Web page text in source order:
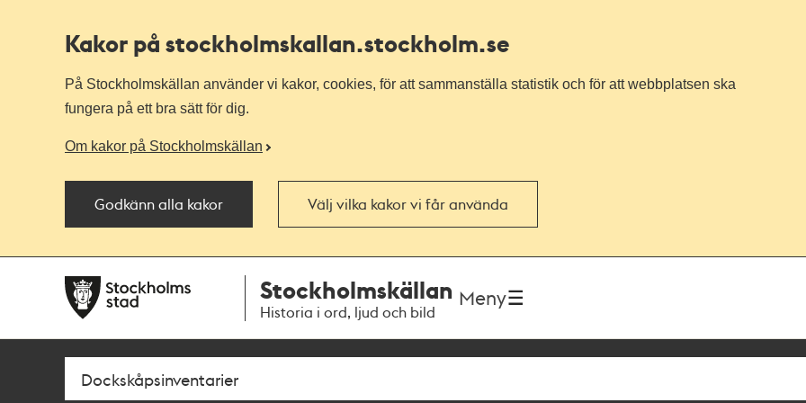
Kakor på stockholmskallan.stockholm.se
På Stockholmskällan använder vi kakor, cookies, för att sammanställa statistik och för att webbplatsen ska
fungera på ett bra sätt för dig.
Om kakor på Stockholmskällan
Godkänn alla kakor Välj vilka kakor vi får använda
navigationen
huvudinnehållet
Stockholmskällan
Historia i ord, ljud och bild
Meny
Sök